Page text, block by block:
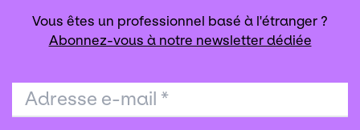
Vous êtes un professionnel basé à l'étranger ?
Abonnez-vous à notre newsletter dédiée
Adresse e-mail *